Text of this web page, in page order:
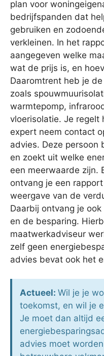
plan voor
bedrijfspanden dat
gebruiken en
verkleinen. In het
aangegeven welke
wat de prijs is, en
Daaromtrent heb je
zoals
warmtepomp,
vloerisolatie. Je regelt
expert neem contact
advies. Deze persoon
en zoekt uit welke
een meerwaarde zijn.
ontvang je een
weergave van de
Daarbij ontvang je
en de besparing.
maatwerkadviseur
zelf geen
advies bevat ook het
Actueel: Wil je je
toekomst, en wil je
Je moet dan altijd
advies moet